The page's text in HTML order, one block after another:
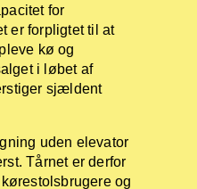
for
er forpligtet til at
kø og
i løbet af
sjældent
uden elevator
Tårnet er derfor
og